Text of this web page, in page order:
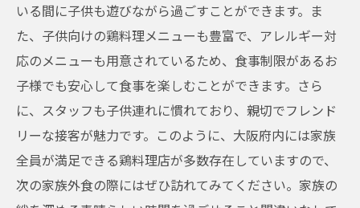
いる間に子供も遊びながら過ごすことができます。ま
た、子供向けの鶏料理メニューも豊富で、アレルギー対
応のメニューも用意されているため、食事制限があるお
子様でも安心して食事を楽しむことができます。さら
に、スタッフも子供連れに慣れており、親切でフレンド
リーな接客が魅力です。このように、大阪府内には家族
全員が満足できる鶏料理店が多数存在していますので、
次の家族外食の際にはぜひ訪れてみてください。家族の